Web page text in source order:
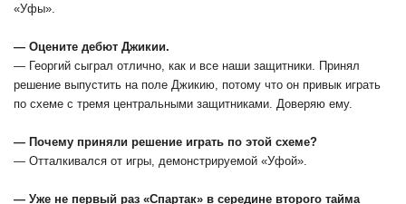
«Уфы».
— Оцените дебют Джикии.
— Георгий сыграл отлично, как и все наши защитники. Принял
решение выпустить на поле Джикию, потому что он привык играть
по схеме с тремя центральными защитниками. Доверяю ему.
— Почему приняли решение играть по этой схеме?
— Отталкивался от игры, демонстрируемой «Уфой».
— Уже не первый раз «Спартак» в середине второго тайма